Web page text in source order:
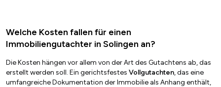
Welche Kosten fallen für einen
Immobiliengutachter in Solingen an?
Die Kosten hängen vor allem von der Art des Gutachtens ab, das
erstellt werden soll. Ein gerichtsfestes Vollgutachten, das eine
umfangreiche Dokumentation der Immobilie als Anhang enthält,